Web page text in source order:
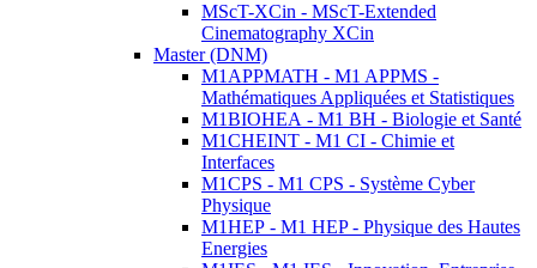
MScT-XCin - MScT-Extended
Cinematography XCin
Master (DNM)
M1APPMATH - M1 APPMS -
Mathématiques Appliquées et Statistiques
M1BIOHEA - M1 BH - Biologie et Santé
M1CHEINT - M1 CI - Chimie et
Interfaces
M1CPS - M1 CPS - Système Cyber
Physique
M1HEP - M1 HEP - Physique des Hautes
Energies